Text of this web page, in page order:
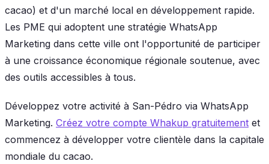
cacao) et d'un marché local en développement rapide.
Les PME qui adoptent une stratégie WhatsApp
Marketing dans cette ville ont l'opportunité de participer
à une croissance économique régionale soutenue, avec
des outils accessibles à tous.
Développez votre activité à San-Pédro via WhatsApp
Marketing. Créez votre compte Whakup gratuitement et
commencez à développer votre clientèle dans la capitale
mondiale du cacao.